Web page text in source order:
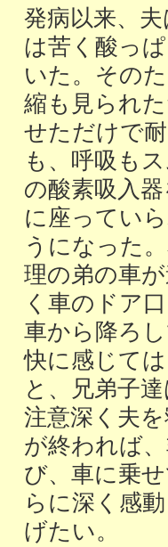
発病以来、
は苦く酸っ
いた。その
縮も見られ
せただけで
も、呼吸も
の酸素吸入
に座ってい
うになった
理の弟の車
く車のドア
車から降ろ
快に感じて
と、兄弟子
注意深く夫
が終われば
び、車に乗
らに深く感
げたい。